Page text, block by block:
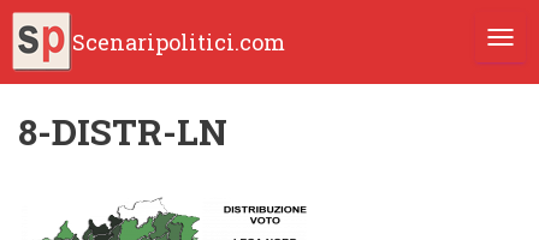
Scenaripolitici.com
8-DISTR-LN